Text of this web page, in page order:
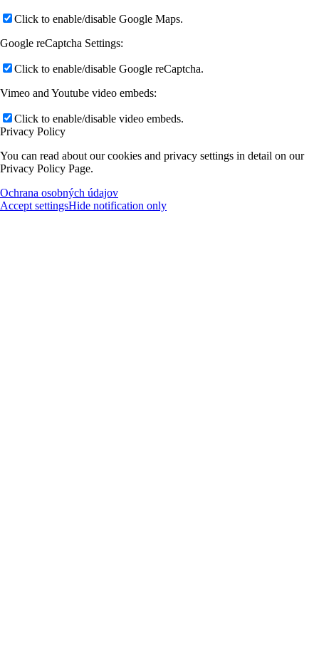
Click to enable/disable Google Maps.
Google reCaptcha Settings:
Click to enable/disable Google reCaptcha.
Vimeo and Youtube video embeds:
Click to enable/disable video embeds.
Privacy Policy
You can read about our cookies and privacy settings in detail on our
Privacy Policy Page.
Ochrana osobných údajov
Accept settingsHide notification only